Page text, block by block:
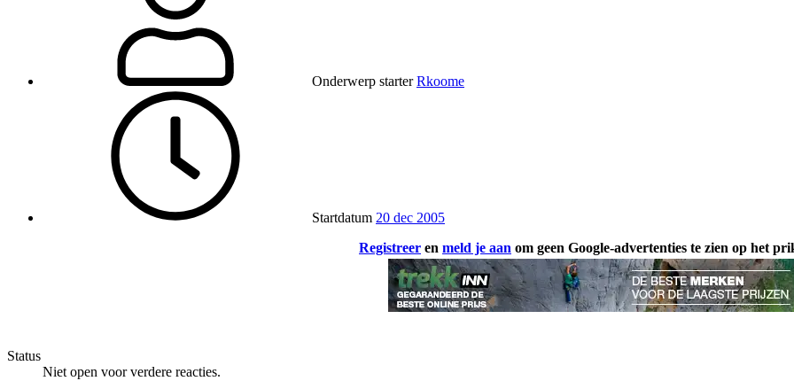
Onderwerp starter Rkoome
Startdatum 20 dec 2005
Registreer en meld je aan om geen Google-advertenties te zien op het
Status
Niet open voor verdere reacties.